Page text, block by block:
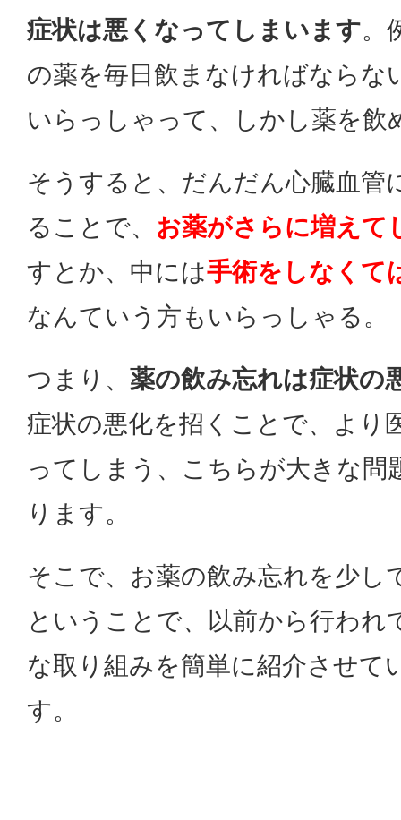
症状は悪くなってしまいます。
の薬を毎日飲まなければならな
いらっしゃって、しかし薬を飲
そうすると、だんだん心臓血管
ることで、 お薬がさらに増えて
すとか、中には手術をしなくて
なんていう方もいらっしゃる。
つまり、 薬の飲み忘れは症状の
症状の悪化を招くことで、より
ってしまう、こちらが大きな問
ります。
そこで、お薬の飲み忘れを少し
ということで、以前から行われ
な取り組みを簡単に紹介させて
す。